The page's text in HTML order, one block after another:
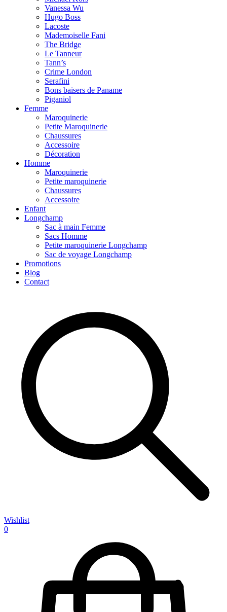
Vanessa Wu
Hugo Boss
Lacoste
Mademoiselle Fani
The Bridge
Le Tanneur
Tann’s
Crime London
Serafini
Bons baisers de Paname
Piganiol
Femme
Maroquinerie
Petite Maroquinerie
Chaussures
Accessoire
Décoration
Homme
Maroquinerie
Petite maroquinerie
Chaussures
Accessoire
Enfant
Longchamp
Sac à main Femme
Sacs Homme
Petite maroquinerie Longchamp
Sac de voyage Longchamp
Promotions
Blog
Contact
Wishlist
0